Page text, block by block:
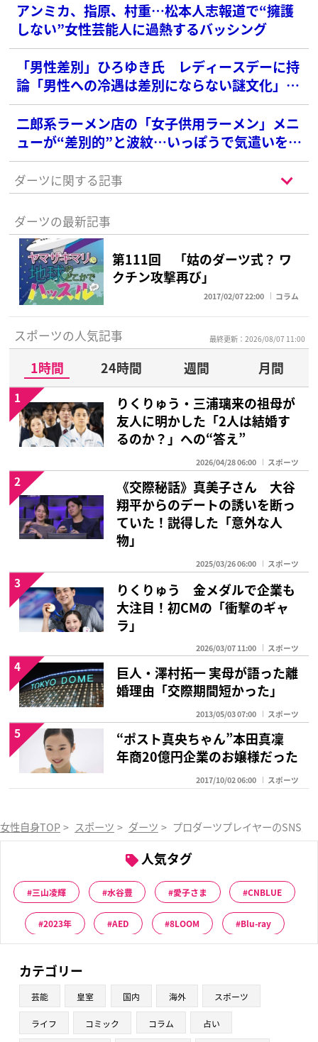
アンミカ、指原、村重…松本人志報道で“擁護
しない”女性芸能人に過熱するバッシング
「男性差別」ひろゆき氏 レディースデーに持
論「男性への冷遇は差別にならない謎文化」賛
否さまざま
二郎系ラーメン店の「女子供用ラーメン」メニ
ューが“差別的”と波紋…いっぽうで気遣いを指
摘する声も
ダーツに関する記事
ダーツの最新記事
第111回 「姑のダーツ式？ ワ
クチン攻撃再び」
2017/02/07 22:00 コラム
スポーツの人気記事 最終更新：2026/08/07 11:00
1時間 24時間 週間
月間
りくりゅう・三浦璃来の祖母が
友人に明かした「2人は結婚す
るのか？」への“答え”
2026/04/28 06:00 スポーツ
1
《交際秘話》真美子さん 大谷
翔平からのデートの誘いを断っ
ていた！説得した「意外な人
物」
2025/03/26 06:00 スポーツ
2
りくりゅう 金メダルで企業も
大注目！初CMの「衝撃のギャ
ラ」
2026/03/07 11:00 スポーツ
3
巨人・澤村拓一 実母が語った離
婚理由「交際期間短かった」
2013/05/03 07:00 スポーツ
4
“ポスト真央ちゃん”本田真凜
年商20億円企業のお嬢様だった
2017/10/02 06:00 スポーツ
5
女性自身TOP > スポーツ > ダーツ > プロダーツプレイヤーのSNS
人気タグ
三山凌輝 水谷豊 愛子さま CNBLUE
2023年 AED 8LOOM Blu-ray
カテゴリー
芸能 皇室 国内 海外 スポーツ
ライフ コミック コラム 占い